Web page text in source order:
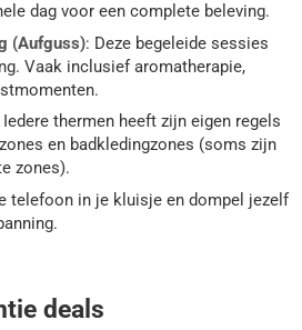
dag voor een complete beleving.
(Aufguss): Deze begeleide sessies
Vaak inclusief aromatherapie,
Iedere thermen heeft zijn eigen regels
en badkledingzones (soms zijn
zones).
telefoon in je kluisje en dompel jezelf
deals